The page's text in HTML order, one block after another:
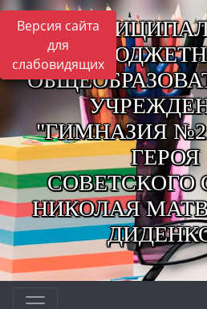
Версия сайта
для
слабовидящих
"ГИМНАЗИЯ
ГЕРОЯ
СОВЕТСКОГО
НИКОЛАЯ